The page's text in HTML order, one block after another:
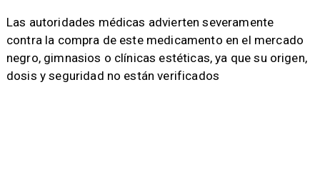
Las autoridades médicas advierten severamente
contra la compra de este medicamento en el mercado
negro, gimnasios o clínicas estéticas, ya que su origen,
dosis y seguridad no están verificados